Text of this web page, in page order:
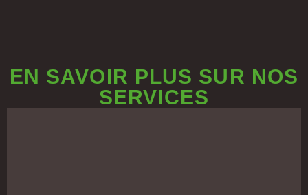
EN SAVOIR PLUS SUR NOS
SERVICES